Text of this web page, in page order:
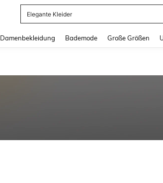
Elegante Kleider
Damenbekleidung Bademode Große Größen